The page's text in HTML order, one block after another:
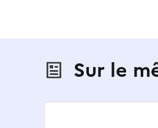
Sur le